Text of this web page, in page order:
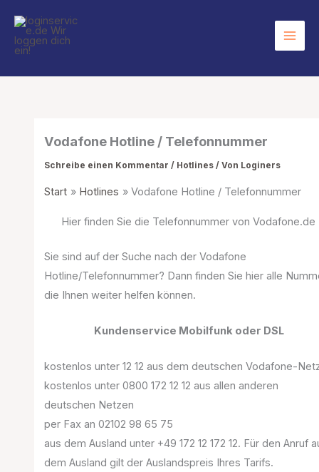
Inhalt
springen
Vodafone Hotline / Telefonnummer
Schreibe einen Kommentar / Hotlines / Von Loginers
Start Hotlines Vodafone Hotline / Telefonnummer
Hier finden Sie die Telefonnummer von Vodafone.de
Sie sind auf der Suche nach der Vodafone
Hotline/Telefonnummer? Dann finden Sie hier alle
die Ihnen weiter helfen können.
Kundenservice Mobilfunk oder DSL
kostenlos unter 12 12 aus dem deutschen Vodafone-
kostenlos unter 0800 172 12 12 aus allen anderen
deutschen Netzen
per Fax an 02102 98 65 75
aus dem Ausland unter +49 172 12 172 12. Für den Anruf
dem Ausland gilt der Auslandspreis Ihres Tarifs.